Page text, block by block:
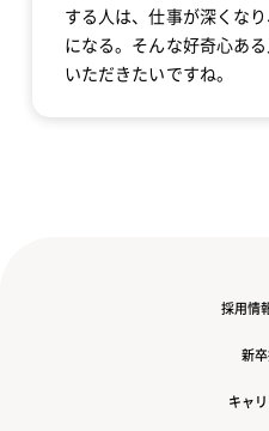
する人は、仕事が深くな
になる。そんな好奇心あ
いただきたいですね。
採用情
新
キャ